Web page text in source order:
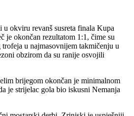
u okviru revanš susreta finala Kupa
je okončan rezultatom 1:1, čime su
u najmasovnijem takmičenju u
obzirom da su ranije osvojili
brijegom okončan je minimalnom
je strijelac gola bio iskusni Nemanja